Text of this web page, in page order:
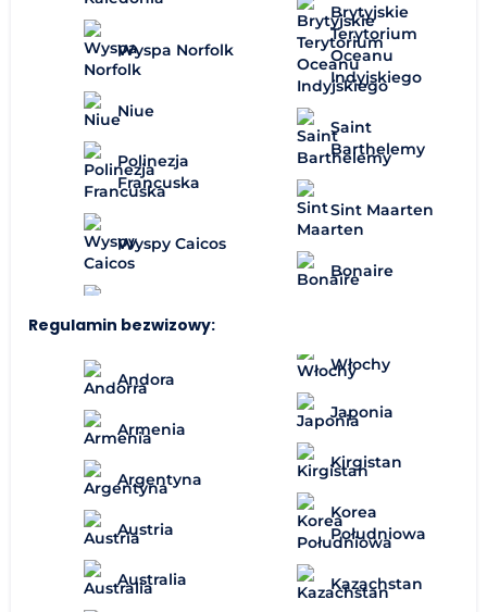
Wyspa Norfolk
Niue
Polinezja
Francuska
Wyspy Caicos
Brytyjskie
Terytorium
Oceanu
Indyjskiego
Saint
Barthelemy
Sint Maarten
Bonaire
Regulamin bezwizowy:
Andora
Armenia
Argentyna
Austria
Australia
Włochy
Japonia
Kirgistan
Korea
Południowa
Kazachstan